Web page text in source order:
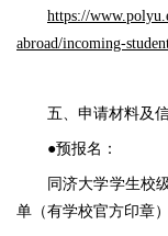
https://
abroad/incoming-
五、申请材料及
●预报名：
同济大学学生校
单（有学校官方印章